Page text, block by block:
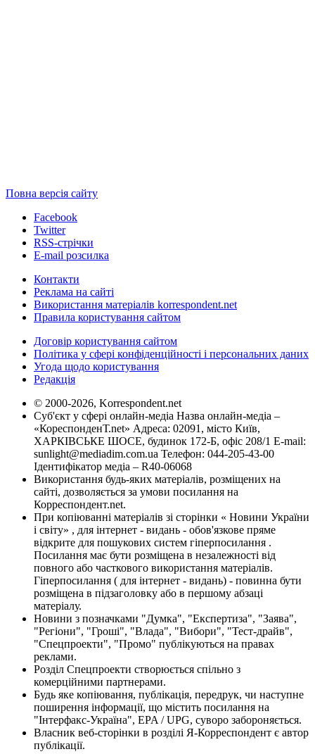
Повна версія сайту
Facebook
Twitter
RSS-стрічки
E-mail розсилка
Контакти
Реклама на сайті
Використання матеріалів korrespondent.net
Правила користування сайтом
Договір користування сайтом
Політика у сфері конфіденційності і персональних даних
Угода щодо користування
Редакція
© 2000-2026, Korrespondent.net
Суб'єкт у сфері онлайн-медіа Назва онлайн-медіа –
«КореспонденТ.net» Адреса: 02091, місто Київ,
ХАРКІВСЬКЕ ШОСЕ, будинок 172-Б, офіс 208/1 E-mail:
sunlight@mediadim.com.ua Телефон: 044-205-43-00
Ідентифікатор медіа – R40-06068
Використання будь-яких матеріалів, розміщених на
сайті, дозволяється за умови посилання на
Корреспондент.net.
При копіюванні матеріалів зі сторінки « Новини України
і світу» , для інтернет - видань - обов'язкове пряме
відкрите для пошукових систем гіперпосилання .
Посилання має бути розміщена в незалежності від
повного або часткового використання матеріалів.
Гіперпосилання ( для інтернет - видань) - повинна бути
розміщена в підзаголовку або в першому абзаці
матеріалу.
Новини з позначками "Думка", "Експертиза", "Заява",
"Регіони", "Гроші", "Влада", "Вибори", "Тест-драйв",
"Спецпроекти", "Промо" публікуються на правах
реклами.
Розділ Спецпроекти створюється спільно з
комерційними партнерами.
Будь яке копіювання, публікація, передрук, чи наступне
поширення інформації, що містить посилання на
"Інтерфакс-Україна", EPA / UPG, суворо забороняється.
Власник веб-сторінки в розділі Я-Корреспондент є автор
публікації.